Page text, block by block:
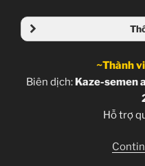
~Thành
Biên dịch: Kaze-semen
Hỗ trợ